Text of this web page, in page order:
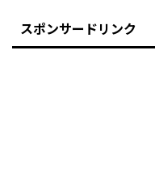
スポンサードリンク